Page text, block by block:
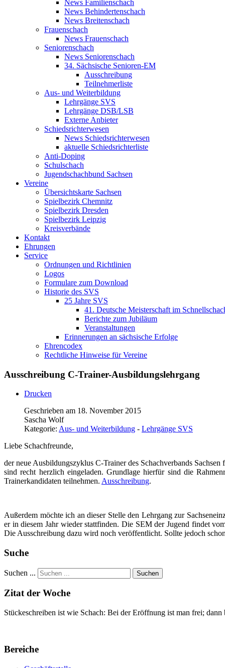
News Familienschach
News Behindertenschach
News Breitenschach
Frauenschach
News Frauenschach
Seniorenschach
News Seniorenschach
34. Sächsische Senioren-EM
Ausschreibung
Teilnehmerliste
Aus- und Weiterbildung
Lehrgänge SVS
Lehrgänge DSB/LSB
Externe Anbieter
Schiedsrichterwesen
News Schiedsrichterwesen
aktuelle Schiedsrichterliste
Anti-Doping
Schulschach
Jugendschachbund Sachsen
Vereine
Übersichtskarte Sachsen
Spielbezirk Chemnitz
Spielbezirk Dresden
Spielbezirk Leipzig
Kreisverbände
Kontakt
Ehrungen
Service
Ordnungen und Richtlinien
Logos
Formulare zum Download
Historie des SVS
25 Jahre SVS
41. Deutsche Meisterschaft im
Berichte zum Jubiläum
Veranstaltungen
Erinnerungen an sächsische Erfolge
Ehrencodex
Rechtliche Hinweise für Vereine
Ausschreibung C-Trainer-Ausbildungslehrgang
Drucken
Geschrieben am 18. November 2015
Sascha Wolf
Kategorie: Aus- und Weiterbildung - Lehrgänge SVS
Liebe Schachfreunde,
der neue Ausbildungszyklus C-Trainer des Schachverbands
sind recht herzlich eingeladen. Grundlage hierfür sind die
Trainerkandidaten teilnehmen. Ausschreibung.
Außerdem möchte ich an dieser Stelle den Lehrgang zur
er in diesem Jahr wieder stattfinden. Die SEM der Jugend findet
Die Ausschreibung dazu wird noch veröffentlicht. Sollte jedoch
Suche
Suchen ... Suchen
Zitat der Woche
Stückeschreiben ist wie Schach: Bei der Eröffnung ist man frei;
Bereiche